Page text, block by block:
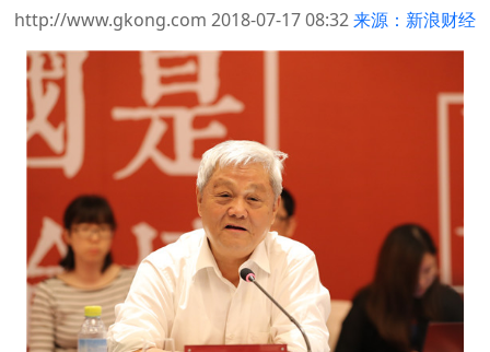
http://www.gkong.com 2018-07-17 08:32来源：新浪财经